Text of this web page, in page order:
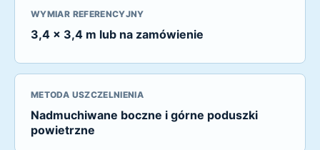
WYMIAR REFERENCYJNY
3,4 x 3,4 m lub na zamówienie
METODA USZCZELNIENIA
Nadmuchiwane boczne i górne poduszki
powietrzne